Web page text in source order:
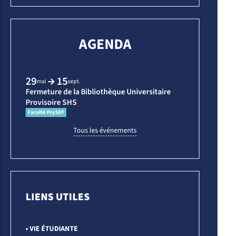
AGENDA
Du
29mai(mai)
au 15sept.(sept.)
Fermeture de la Bibliothèque Universitaire
Provisoire SHS
Faculté PsySEF
Tous les événements
LIENS UTILES
• VIE ÉTUDIANTE